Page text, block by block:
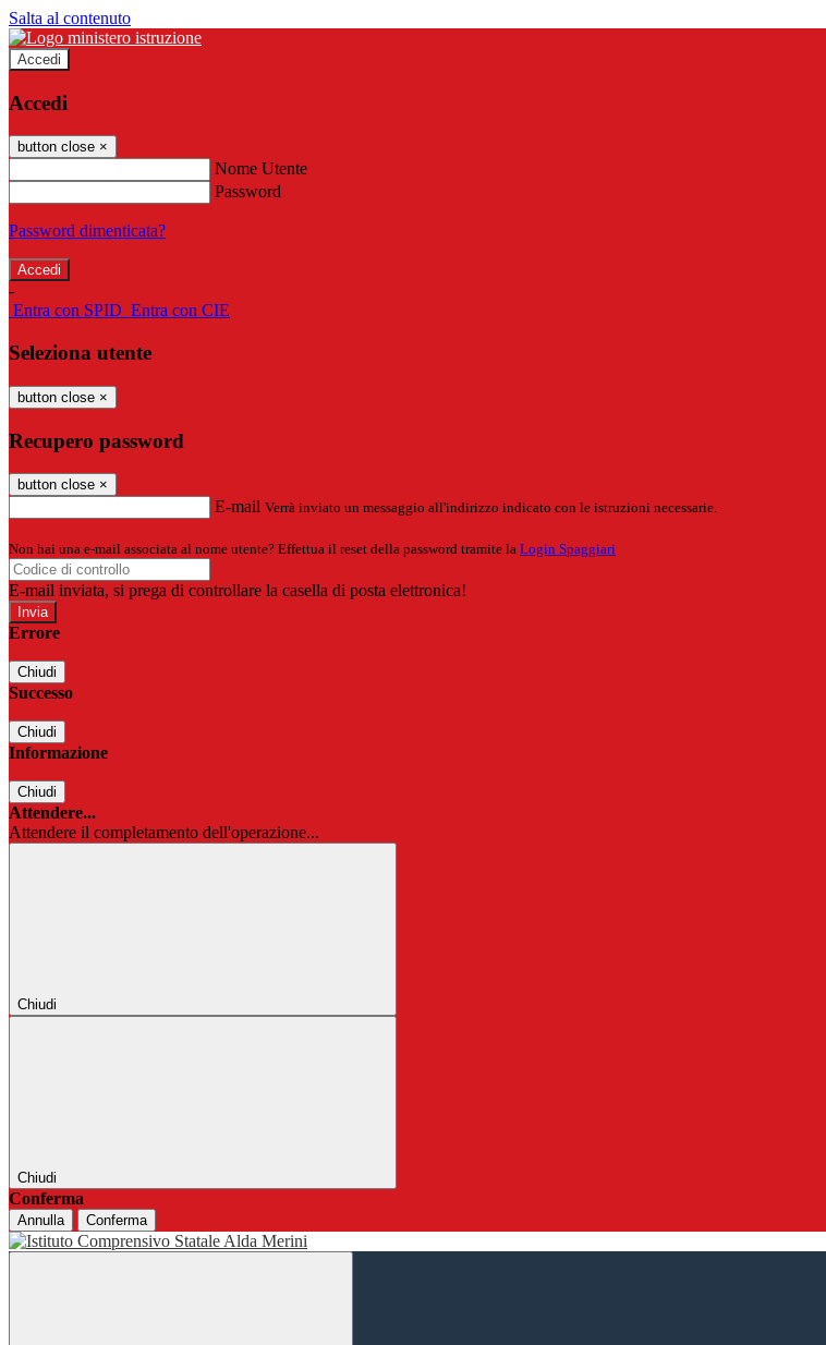
Salta al contenuto
Accedi
Accedi
button close ×
Nome Utente
Password
Password dimenticata?
-
Entra con SPID Entra con CIE
Seleziona utente
button close ×
Recupero password
button close ×
E-mail Verrà inviato un messaggio all'indirizzo indicato con le istruzioni necessarie.
Non hai una e-mail associata al nome utente? Effettua il reset della password tramite la Login Spaggiari
E-mail inviata, si prega di controllare la casella di posta elettronica!
Errore
Chiudi
Successo
Chiudi
Informazione
Chiudi
Attendere...
Attendere il completamento dell'operazione...
Chiudi
Chiudi
Conferma
Annulla Conferma